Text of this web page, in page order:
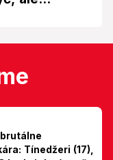
Tínedžeri (17),